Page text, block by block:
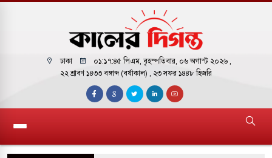
ঢাকা ০১:১৭:৪৬ পিএম, বৃহস্পতিবার, ০৬ অগাস্ট ২০২৬ ,
২২ শ্রাবণ ১৪৩৩ বঙ্গাব্দ (বর্ষাকাল) , ২৩ সফর ১৪৪৮ হিজরি